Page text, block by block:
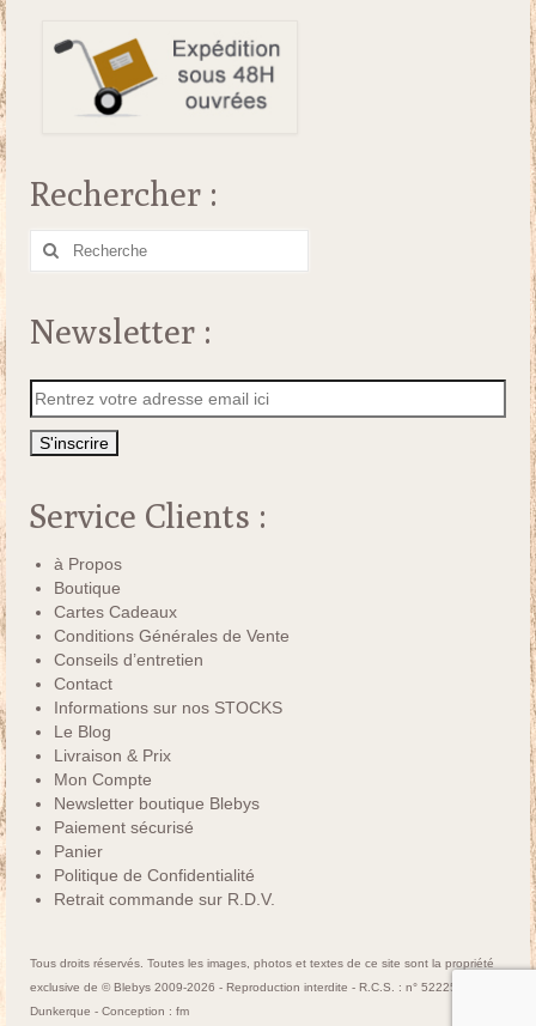
Rechercher :
Rechercher
Newsletter :
Service Clients :
à Propos
Boutique
Cartes Cadeaux
Conditions Générales de Vente
Conseils d’entretien
Contact
Informations sur nos STOCKS
Le Blog
Livraison & Prix
Mon Compte
Newsletter boutique Blebys
Paiement sécurisé
Panier
Politique de Confidentialité
Retrait commande sur R.D.V.
Tous droits réservés. Toutes les images, photos et textes de ce site sont la propriété
exclusive de © Blebys 2009-2026 - Reproduction interdite - R.C.S. : n° 522250463
Dunkerque - Conception : fm